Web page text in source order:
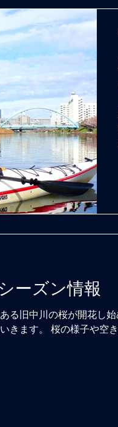
ーズン情報
る旧中川の桜が開花し
きます。 桜の様子や空